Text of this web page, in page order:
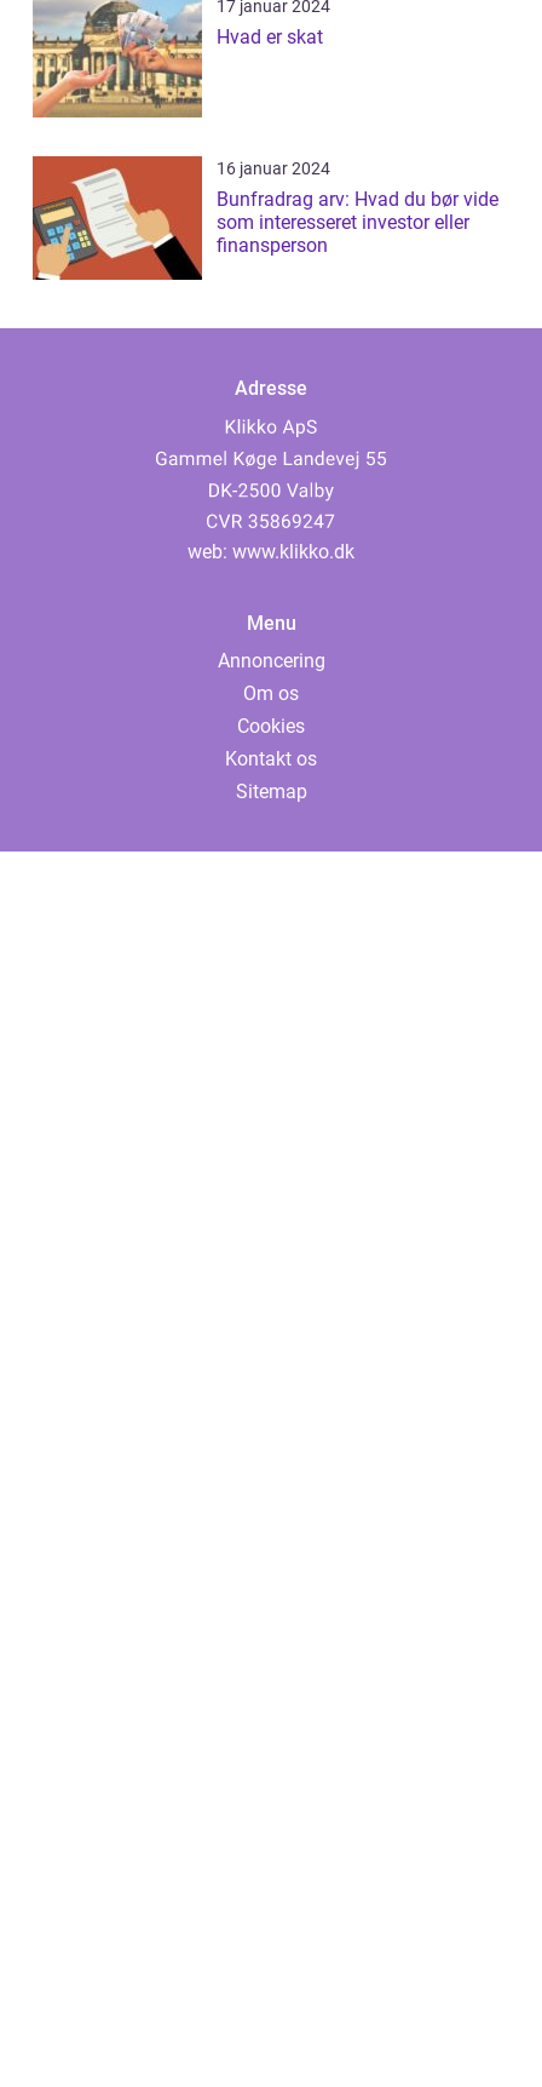
17 januar 2024
Hvad er skat
16 januar 2024
Bunfradrag arv: Hvad du bør vide
som interesseret investor eller
finansperson
Adresse
web: www.klikko.dk
Menu
Annoncering
Om os
Cookies
Kontakt os
Sitemap